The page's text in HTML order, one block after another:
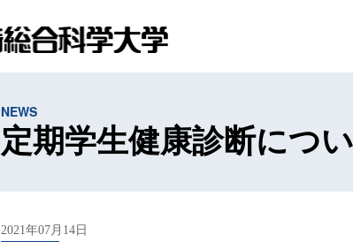
NEWS
定期学生健康診断につ
2021年07月14日